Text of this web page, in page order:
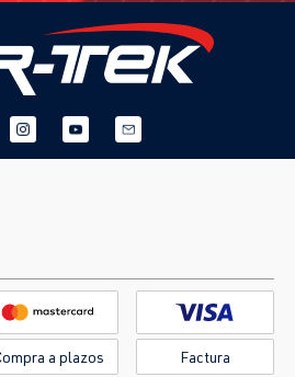
a plazos Factura